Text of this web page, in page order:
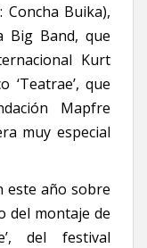
Concha Buika),
Big Band, que
Kurt
‘Teatrae’, que
Mapfre
muy especial
este año sobre
del montaje de
del festival